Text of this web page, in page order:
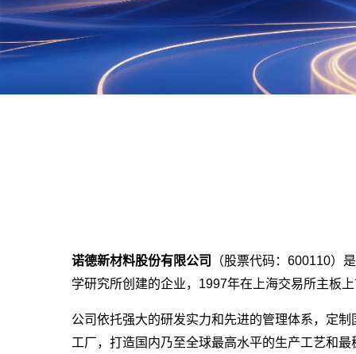
诺德新材料股份有限公司
（股票代码：600110）
学研究所创建的企业，1997年在上海交易所主板
公司依托强大的研发实力和先进的管理体系，定
工厂，打造国内乃至全球最高水平的生产工艺和